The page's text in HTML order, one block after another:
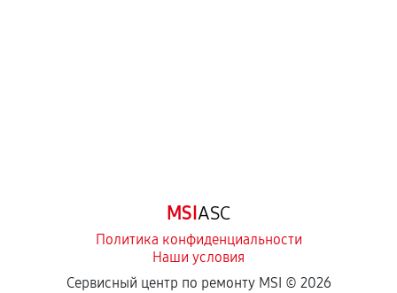
MSIASC
Политика конфиденциальности
Наши условия
Сервисный центр по ремонту MSI © 2026